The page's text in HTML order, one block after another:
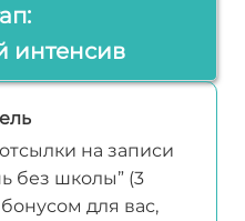
интенсив
на записи
без школы” (3
для вас,